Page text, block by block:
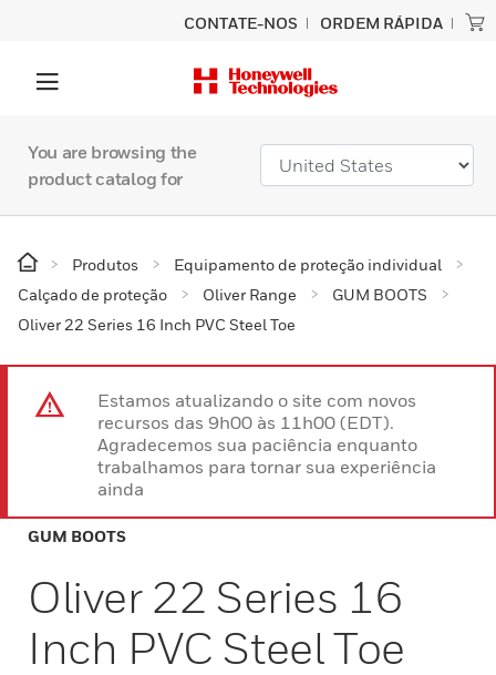
CONTATE-NOS ORDEM RÁPIDA
You are browsing the
product catalog for
Produtos
Equipamento de proteção individual
Calçado de proteção
Oliver Range
GUM BOOTS
Oliver 22 Series 16 Inch PVC Steel Toe
Estamos atualizando o site com novos
recursos das 9h00 às 11h00 (EDT).
Agradecemos sua paciência enquanto
trabalhamos para tornar sua experiência
ainda
GUM BOOTS
Oliver 22 Series 16
Inch PVC Steel Toe